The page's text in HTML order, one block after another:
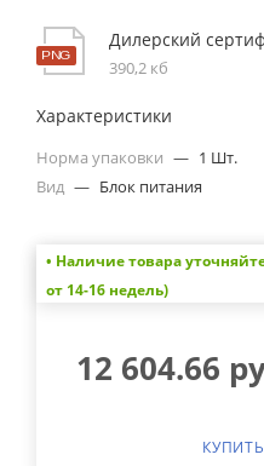
Дилерский
390,2 кб
Характеристики
Норма упаковки — 1 Шт.
Вид — Блок питания
• Наличие товара
от 14-16 недель)
12 604.66